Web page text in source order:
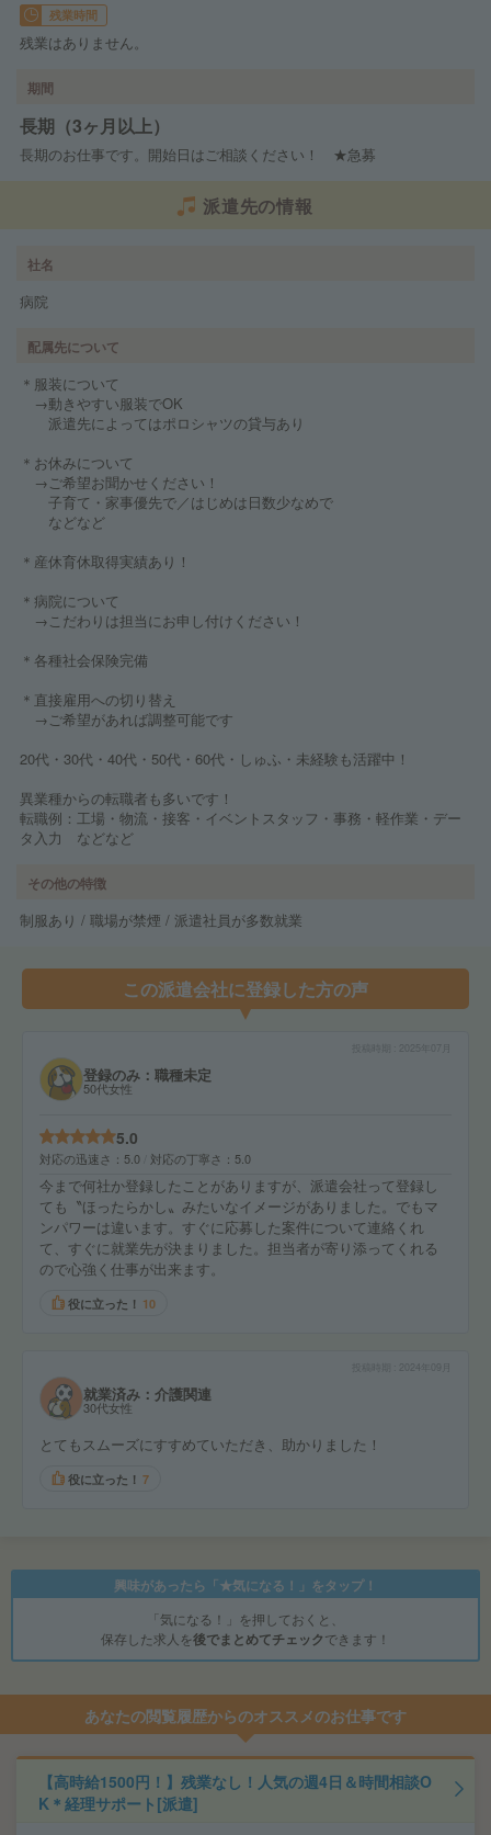
残業時間
残業はありません。
期間
長期（3ヶ月以上）
長期のお仕事です。開始日はご相談ください！ ★急募
派遣先の情報
社名
病院
配属先について
＊服装について
→動きやすい服装でOK
派遣先によってはポロシャツの貸与あり
＊お休みについて
→ご希望お聞かせください！
子育て・家事優先で／はじめは日数少なめで
などなど
＊産休育休取得実績あり！
＊病院について
→こだわりは担当にお申し付けください！
＊各種社会保険完備
＊直接雇用への切り替え
→ご希望があれば調整可能です
20代・30代・40代・50代・60代・しゅふ・未経験も活躍中！
異業種からの転職者も多いです！
転職例：工場・物流・接客・イベントスタッフ・事務・軽作業・デー
タ入力 などなど
その他の特徴
制服あり / 職場が禁煙 / 派遣社員が多数就業
この派遣会社に登録した方の声
2025年07月
登録のみ：職種未定
50代女性
5.0
対応の迅速さ 5.0 対応の丁寧さ 5.0
今まで何社か登録したことがありますが、派遣会社って登録し
ても〝ほったらかし〟みたいなイメージがありました。でもマ
ンパワーは違います。すぐに応募した案件について連絡くれ
て、すぐに就業先が決まりました。担当者が寄り添ってくれる
ので心強く仕事が出来ます。
役に立った！ 10
2024年09月
就業済み：介護関連
30代女性
とてもスムーズにすすめていただき、助かりました！
役に立った！ 7
興味があったら「★気になる！」をタップ！
「気になる！」を押しておくと、
保存した求人を後でまとめてチェックできます！
あなたの閲覧履歴からのオススメのお仕事です
【高時給1500円！】残業なし！人気の週4日＆時間相談O
K＊経理サポート[派遣]